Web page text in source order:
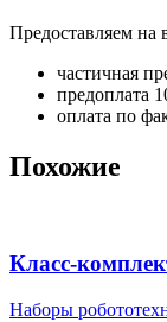
Предоставляем
частичная
предоплата
оплата по
Похожие
Класс-
Наборы